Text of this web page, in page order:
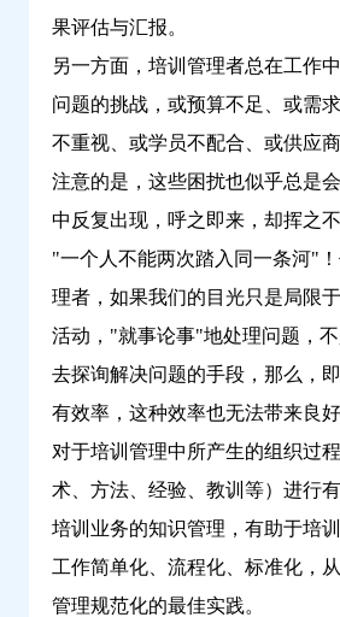
果评估与汇报。
另一方面，培训管理者总在工作
问题的挑战，或预算不足、或需
不重视、或学员不配合、或供应
注意的是，这些困扰也似乎总是
中反复出现，呼之即来，却挥之不
"一个人不能两次踏入同一条河"
理者，如果我们的目光只是局限
活动，"就事论事"地处理问题，
去探询解决问题的手段，那么，
有效率，这种效率也无法带来良好
对于培训管理中所产生的组织过
术、方法、经验、教训等）进行
培训业务的知识管理，有助于培
工作简单化、流程化、标准化，
管理规范化的最佳实践。